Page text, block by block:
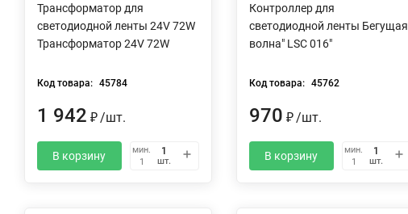
Трансформатор для
светодиодной ленты 24V 72W
Трансформатор 24V 72W
Код товара: 45784
1 942 ₽ /шт.
В корзину
мин.
1
шт.
Контроллер для
светодиодной ленты Бегущая
волна" LSC 016"
Код товара: 45762
970 ₽ /шт.
В корзину
мин.
1
шт.